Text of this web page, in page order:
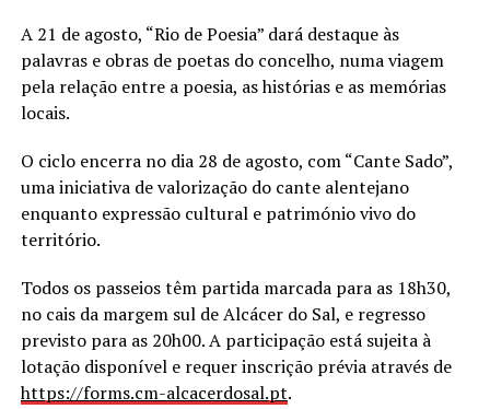
A 21 de agosto, “Rio de Poesia” dará destaque às
palavras e obras de poetas do concelho, numa viagem
pela relação entre a poesia, as histórias e as memórias
locais.
O ciclo encerra no dia 28 de agosto, com “Cante Sado”,
uma iniciativa de valorização do cante alentejano
enquanto expressão cultural e património vivo do
território.
Todos os passeios têm partida marcada para as 18h30,
no cais da margem sul de Alcácer do Sal, e regresso
previsto para as 20h00. A participação está sujeita à
lotação disponível e requer inscrição prévia através de
https://forms.cm-alcacerdosal.pt.